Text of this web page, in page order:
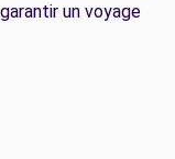
un voyage